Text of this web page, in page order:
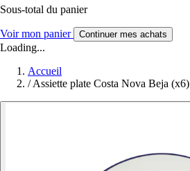
Sous-total du panier
Voir mon panier Continuer mes achats
Loading...
Accueil
/ Assiette plate Costa Nova Beja (x6)